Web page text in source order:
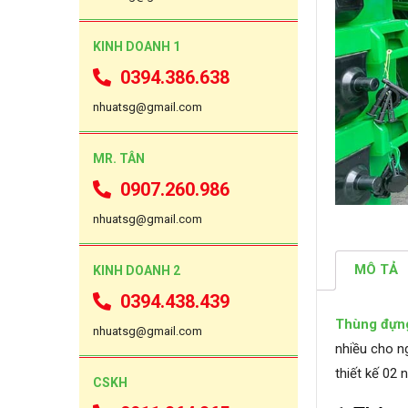
MÔ TẢ
Thùng
nhiều cho
thiết kế 02
KINH DOANH 1
0394.386.638
nhuatsg@gmail.com
MR. TÂN
0907.260.986
nhuatsg@gmail.com
KINH DOANH 2
0394.438.439
nhuatsg@gmail.com
CSKH